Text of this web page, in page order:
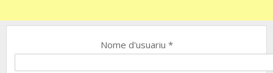
Nome d'usuariu *